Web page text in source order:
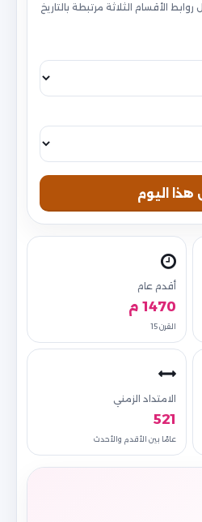
الأقسام الثلاثة مرتبطة بالتاريخ
اليوم
أقدم عام
1470 م
القرن 15
الامتداد الزمني
521
عامًا بين الأقدم والأحدث